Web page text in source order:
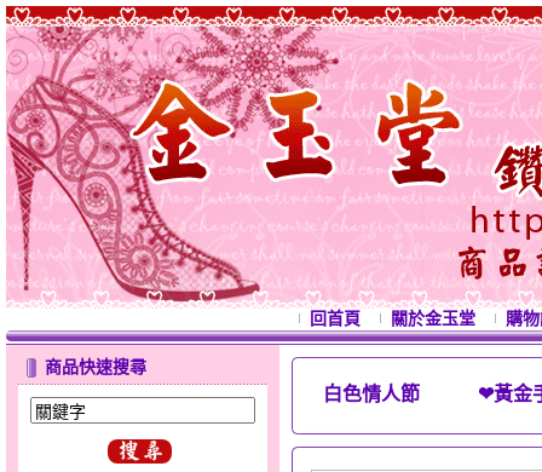
回首頁 關於金玉堂 購
商品快速搜尋
白色情人節 ❤黃金